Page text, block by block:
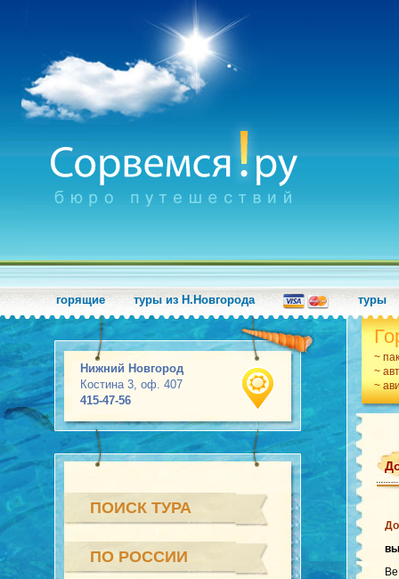
горящие туры из Н.Новгорода туры
Нижний Новгород
Костина 3, оф. 407
415-47-56
~
~
~
ПОИСК ТУРА
ПО РОССИИ